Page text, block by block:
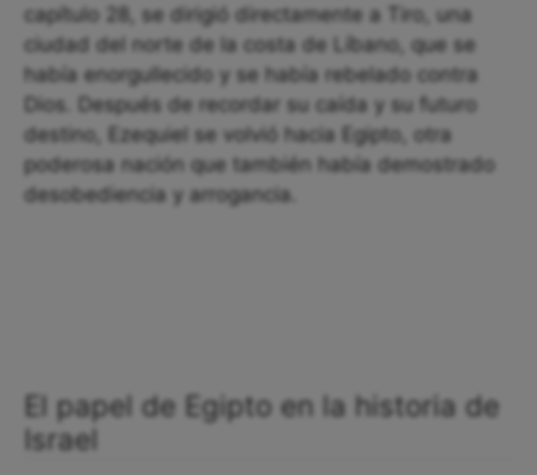
capítulo 28, se dirigió directamente a Tiro, una
ciudad del norte de la costa de Líbano, que se
había enorgullecido y se había rebelado contra
Dios. Después de recordar su caída y su futuro
destino, Ezequiel se volvió hacia Egipto, otra
poderosa nación que también había demostrado
desobediencia y arrogancia.
El papel de Egipto en la historia de
Israel